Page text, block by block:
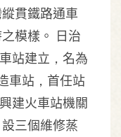
貫鐵路通車
模樣。 日治
站建立，名為
車站，首任站
建火車站機關
三個維修蒸